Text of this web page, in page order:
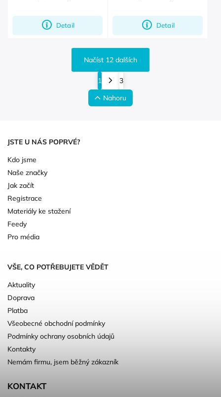
Detail Detail
Načíst 12 dalších
1
3
Nahoru
JSTE U NÁS POPRVÉ?
Kdo jsme
Naše značky
Jak začít
Registrace
Materiály ke stažení
Feedy
Pro média
VŠE, CO POTŘEBUJETE VĚDĚT
Aktuality
Doprava
Platba
Všeobecné obchodní podmínky
Podmínky ochrany osobních údajů
Kontakty
Nemám firmu, jsem běžný zákazník
KONTAKT